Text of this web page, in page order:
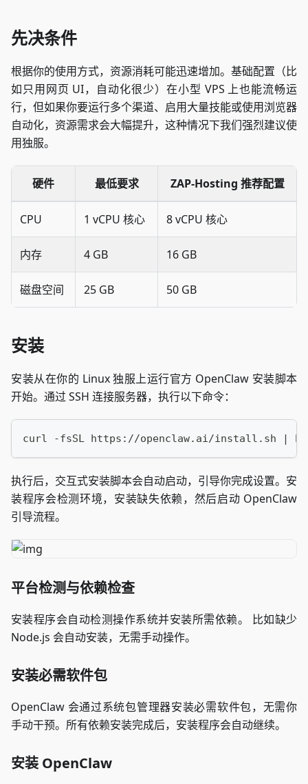
先决条件
根据你的使用方式，资源消耗可能迅速增加。基础配置（比
如只用网页 UI，自动化很少）在小型 VPS 上也能流畅运
行，但如果你要运行多个渠道、启用大量技能或使用浏览器
自动化，资源需求会大幅提升，这种情况下我们强烈建议使
用独服。
硬件 最低要求 ZAP-Hosting 推荐配置
CPU 1 vCPU 核心 8 vCPU 核心
内存 4 GB 16 GB
磁盘空间 25 GB 50 GB
安装
安装从在你的 Linux 独服上运行官方 OpenClaw 安装脚本
开始。通过 SSH 连接服务器，执行以下命令：
curl -fsSL https://openclaw.ai/install.sh |
执行后，交互式安装脚本会自动启动，引导你完成设置。安
装程序会检测环境，安装缺失依赖，然后启动 OpenClaw
引导流程。
平台检测与依赖检查
安装程序会自动检测操作系统并安装所需依赖。 比如缺少
Node.js 会自动安装，无需手动操作。
安装必需软件包
OpenClaw 会通过系统包管理器安装必需软件包，无需你
手动干预。所有依赖安装完成后，安装程序会自动继续。
安装 OpenClaw